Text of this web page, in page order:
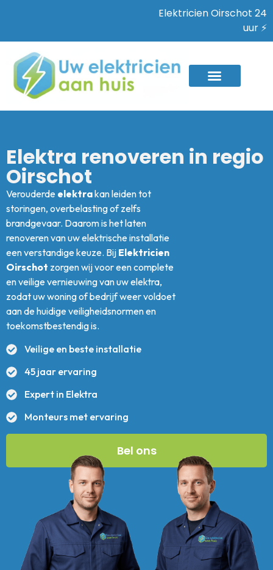
Elektricien Oirschot 24
uur ⚡
Elektra renoveren in regio
Oirschot
Verouderde elektrakan leiden tot
storingen, overbelasting of zelfs
brandgevaar. Daarom is het laten
renoveren van uw elektrische installatie
een verstandige keuze. Bij Elektricien
Oirschot zorgen wij voor een complete
en veilige vernieuwing van uw elektra,
zodat uw woning of bedrijf weer voldoet
aan de huidige veiligheidsnormen en
toekomstbestendig is.
Veilige en beste installatie
45 jaar ervaring
Expert in Elektra
Monteurs met ervaring
Bel ons